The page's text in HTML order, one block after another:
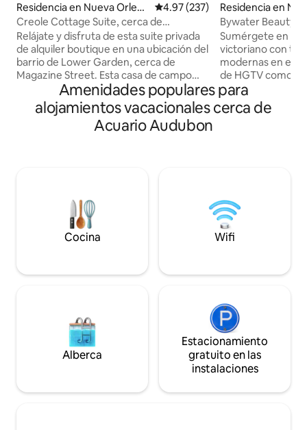
Residencia en Nueva Orlean
s
Calificación promedio: 4.97 de
4.97 (237)
Creole Cottage Suite, cerca de
Magazine Street
Relájate y disfruta de esta suite privada
de alquiler boutique en una ubicación del
barrio de Lower Garden, cerca de
Magazine Street. Esta casa de campo
criolla clásica totalmente renovada
cuenta con techos espaciosos de 14
pies, suelos de pino, una cama tamaño
king muy cómoda, muebles y arte
quieran experimentar la ciudad de una
manera más local y lujosa. Tu reserva se
confirmará al instante. Cada alojamiento
está equipado con sábanas frescas, wifi
cocina y baño, todo lo necesario para
teléfono, correo electrónico o la
aplicación de mensajes de Airbnb. Si
necesitas algo, no dudes en ponerte en
contacto con nosotros. De lo contrario,
te dejaremos disfrutar de tu estancia. La
Residencia en
ns
Bywater Beauty:
destacada en
Sumérgete en el
victoriano con
modernas en
de HGTV como
televisión New
de Bywater en la
un gran porche
QUEEN de lujo
Hotel Four
Hotel Collection y
colchón QUEEN y
artículos de
principal y un
huéspedes dicen
más
anfitrión
Licencias #23-
03209. Bywater
moda más
Amenidades populares para
alojamientos vacacionales cerca de
Acuario Audubon
Cocina Wifi
Alberca
Estacionamiento
gratuito en las
instalaciones